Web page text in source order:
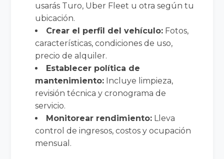
usarás Turo, Uber Fleet u otra según tu
ubicación.
Crear el perfil del vehículo: Fotos,
características, condiciones de uso,
precio de alquiler.
Establecer política de
mantenimiento: Incluye limpieza,
revisión técnica y cronograma de
servicio.
Monitorear rendimiento: Lleva
control de ingresos, costos y ocupación
mensual.